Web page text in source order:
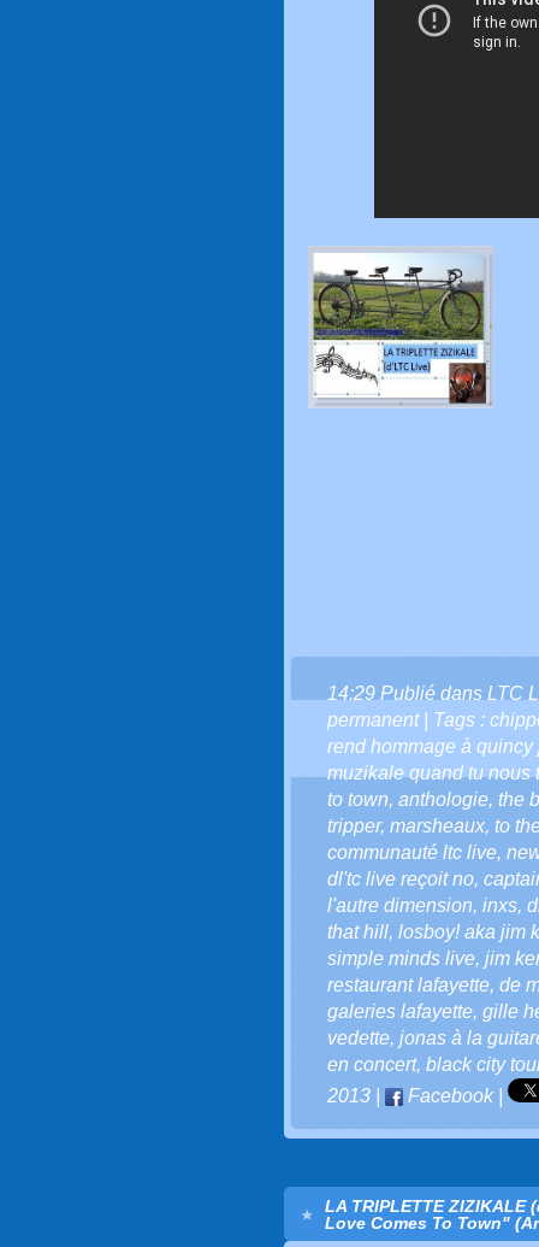
14:29 Publié dans LTC
permanent| Tags :
rend hommage à quincy
muzikale quand tu nous
to town, anthologie, the
tripper, marsheaux, to
communauté ltc live,
dl'tc live reçoit no,
l'autre dimension, inxs,
that hill, losboy! aka jim
simple minds live, jim
restaurant lafayette, de
galeries lafayette, gille
vedette, jonas à la
en concert, black city
2013
Facebook|
LA TRIPLETTE ZIZIKALE
Love Comes To Town"